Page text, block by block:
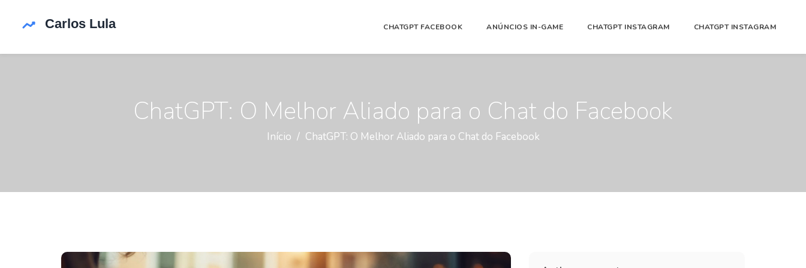
CHATGPT FACEBOOK ANÚNCIOS IN-GAME CHATGPT INSTAGRAM CHATGPT INSTAGRAM
ChatGPT: O Melhor Aliado para o Chat do Facebook
Início ChatGPT: O Melhor Aliado para o Chat do Facebook